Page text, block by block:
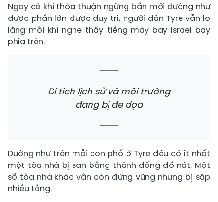
Ngay cả khi thỏa thuận ngừng bắn mới dường như
được phần lớn được duy trì, người dân Tyre vẫn lo
lắng mỗi khi nghe thấy tiếng máy bay Israel bay
phía trên.
Di tích lịch sử và môi trường
đang bị đe dọa
Dường như trên mỗi con phố ở Tyre đều có ít nhất
một tòa nhà bị san bằng thành đống đổ nát. Một
số tòa nhà khác vẫn còn đứng vững nhưng bị sập
nhiều tầng.